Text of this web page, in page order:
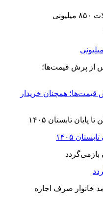
همچنان خریدار
۱۴۰۵